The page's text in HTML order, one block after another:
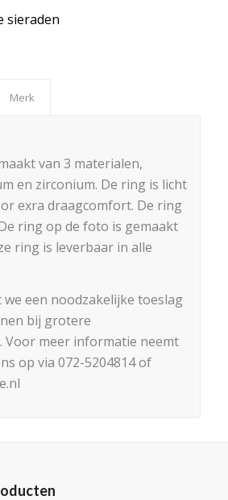
sieraden
Merk
van 3 materialen,
en zirconium. De ring is licht
exra draagcomfort. De ring
ring op de foto is gemaakt
ring is leverbaar in alle
we een noodzakelijke toeslag
bij grotere
Voor meer informatie neemt
op via 072-5204814 of